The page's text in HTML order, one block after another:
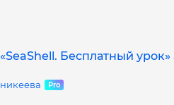
Бесплатный